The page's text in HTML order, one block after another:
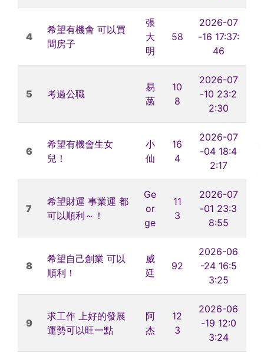
4
希望有機會 可以買
間房子
張
大
明
58
2026-07
-16 17:37:
46
5 考過公職
易
菡
10
8
2026-07
-10 23:2
2:30
6
希望有機會生女
兒！
小
仙
16
4
2026-07
-04 18:4
2:17
7
希望財運 事業運 都
可以順利～！
Ge
or
ge
11
3
2026-07
-01 23:3
8:55
8
希望自己創業 可以
順利！
威
廷
92
2026-06
-24 16:5
3:25
9
求工作 上好的發展
運勢可以旺一點
阿
杰
12
3
2026-06
-19 12:0
3:24